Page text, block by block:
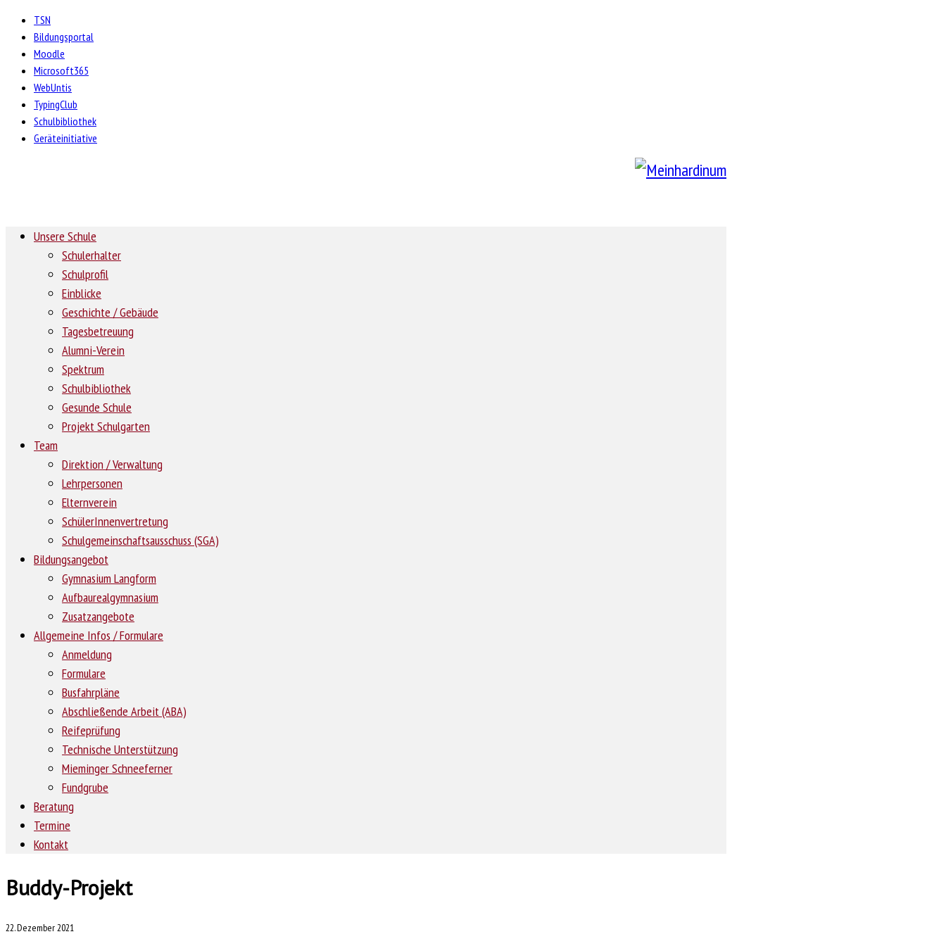
TSN
Bildungsportal
Moodle
Microsoft365
WebUntis
TypingClub
Schulbibliothek
Geräteinitiative
Unsere Schule
Schulerhalter
Schulprofil
Einblicke
Geschichte / Gebäude
Tagesbetreuung
Alumni-Verein
Spektrum
Schulbibliothek
Gesunde Schule
Projekt Schulgarten
Team
Direktion / Verwaltung
Lehrpersonen
Elternverein
SchülerInnenvertretung
Schulgemeinschaftsausschuss (SGA)
Bildungsangebot
Gymnasium Langform
Aufbaurealgymnasium
Zusatzangebote
Allgemeine Infos / Formulare
Anmeldung
Formulare
Busfahrpläne
Abschließende Arbeit (ABA)
Reifeprüfung
Technische Unterstützung
Mieminger Schneeferner
Fundgrube
Beratung
Termine
Kontakt
Buddy-Projekt
22. Dezember 2021